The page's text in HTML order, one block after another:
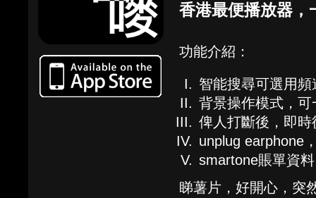
香港最便播放器
功能介紹：
智能搜尋可選用
背景操作模式，
俾人打斷後，即
unplug earphone
smartone賬單資
睇薯片，好開心，突